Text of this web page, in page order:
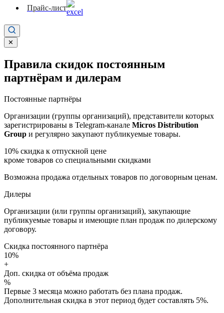
Прайс-лист
✕
Правила скидок постоянным
партнёрам и дилерам
Постоянные партнёры
Организации (группы организаций), представители которых
зарегистрированы в Telegram-канале Micros Distribution
Group и регулярно закупают публикуемые товары.
10% скидка к отпускной цене
кроме товаров со специальными скидками
Возможна продажа отдельных товаров по договорным ценам.
Дилеры
Организации (или группы организаций), закупающие
публикуемые товары и имеющие план продаж по дилерскому
договору.
Скидка постоянного партнёра
10%
+
Доп. скидка от объёма продаж
%
Первые 3 месяца можно работать без плана продаж.
Дополнительная скидка в этот период будет составлять 5%.